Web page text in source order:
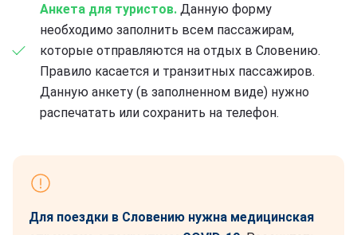
Анкета для туристов. Данную форму
необходимо заполнить всем пассажирам,
которые отправляются на отдых в Словению.
Правило касается и транзитных пассажиров.
Данную анкету (в заполненном виде) нужно
распечатать или сохранить на телефон.
Для поездки в Словению нужна медицинская